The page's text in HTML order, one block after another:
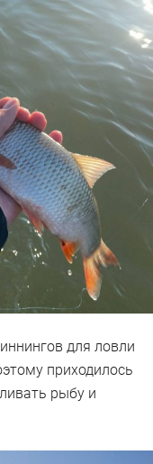
для ловли
приходилось
рыбу и